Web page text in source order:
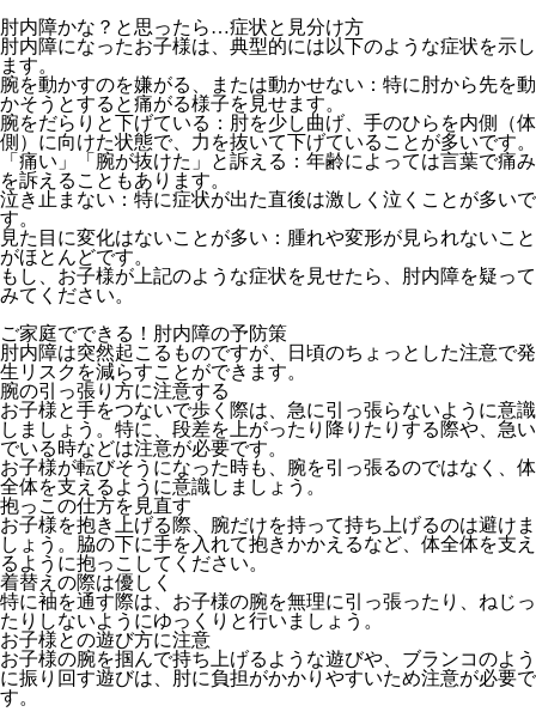
肘内障かな？と思ったら…症状と見分け方
肘内障になったお子様は、典型的には以下のような症状を示し
ます。
腕を動かすのを嫌がる、または動かせない ：特に肘から先を動
かそうとすると痛がる様子を見せます。
腕をだらりと下げている ：肘を少し曲げ、手のひらを内側（体
側）に向けた状態で、力を抜いて下げていることが多いです。
「痛い」「腕が抜けた」と訴える ：年齢によっては言葉で痛み
を訴えることもあります。
泣き止まない ：特に症状が出た直後は激しく泣くことが多いで
す。
見た目に変化はないことが多い ：腫れや変形が見られないこと
がほとんどです。
もし、お子様が上記のような症状を見せたら、肘内障を疑って
みてください。
ご家庭でできる！肘内障の予防策
肘内障は突然起こるものですが、日頃のちょっとした注意で発
生リスクを減らすことができます。
腕の引っ張り方に注意する
お子様と手をつないで歩く際は、急に引っ張らないように意識
しましょう。特に、段差を上がったり降りたりする際や、急い
でいる時などは注意が必要です。
お子様が転びそうになった時も、腕を引っ張るのではなく、体
全体を支えるように意識しましょう。
抱っこの仕方を見直す
お子様を抱き上げる際、腕だけを持って持ち上げるのは避けま
しょう。脇の下に手を入れて抱きかかえるなど、体全体を支え
るように抱っこしてください。
着替えの際は優しく
特に袖を通す際は、お子様の腕を無理に引っ張ったり、ねじっ
たりしないようにゆっくりと行いましょう。
お子様との遊び方に注意
お子様の腕を掴んで持ち上げるような遊びや、ブランコのよう
に振り回す遊びは、肘に負担がかかりやすいため注意が必要で
す。